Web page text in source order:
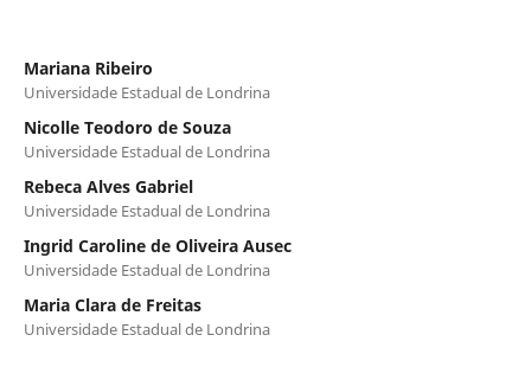
Mariana Ribeiro
Universidade Estadual de Londrina
Nicolle Teodoro de Souza
Universidade Estadual de Londrina
Rebeca Alves Gabriel
Universidade Estadual de Londrina
Ingrid Caroline de Oliveira Ausec
Universidade Estadual de Londrina
Maria Clara de Freitas
Universidade Estadual de Londrina